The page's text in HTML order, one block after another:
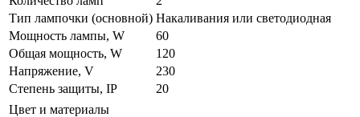
Тип лампочки (основной) Накаливания или светодиодная
Мощность лампы, W
60
Общая мощность, W
120
Напряжение, V
230
Степень защиты, IP
20
Цвет и материалы